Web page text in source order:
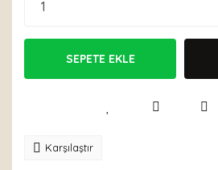
SEPETE EKLE
Karşılaştır